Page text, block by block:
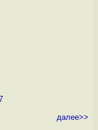
далее>>